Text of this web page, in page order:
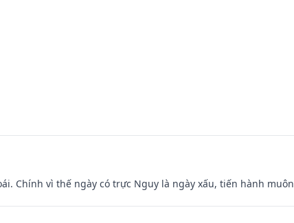
Chính vì thế ngày có trực Nguy là ngày xấu, tiến hành